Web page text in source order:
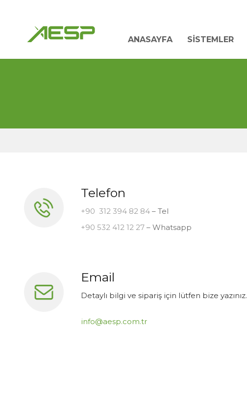
ANASAYFA SISTEMLER
Telefon
+90 312 394 82 84 – Tel
+90 532 412 12 27 – Whatsapp
Email
Detaylı bilgi ve sipariş için lütfen bize yazınız.
info@aesp.com.tr